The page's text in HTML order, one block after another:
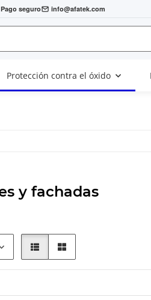
Pago seguro info@afatek.com
Protección contra el óxido
y fachadas